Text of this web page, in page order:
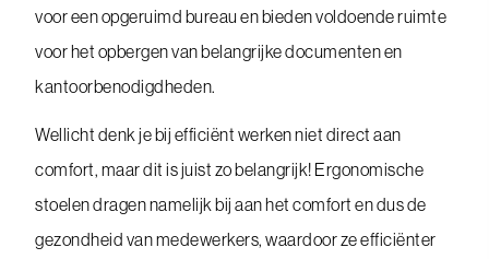
voor een opgeruimd bureau en bieden voldoende ruimte
voor het opbergen van belangrijke documenten en
kantoorbenodigdheden.
Wellicht denk je bij efficiënt werken niet direct aan
comfort, maar dit is juist zo belangrijk! Ergonomische
stoelen dragen namelijk bij aan het comfort en dus de
gezondheid van medewerkers, waardoor ze efficiënter